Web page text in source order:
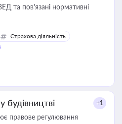
та пов'язані нормативні
Страхова діяльність
будівництві +1
правове регулювання